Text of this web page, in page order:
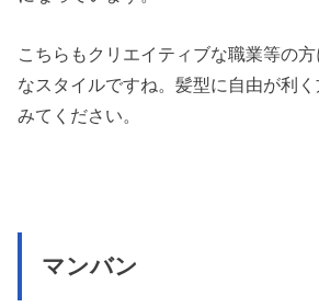
こちらもクリエイティブな職業等の
なスタイルですね。髪型に自由が利
みてください。
マンバン